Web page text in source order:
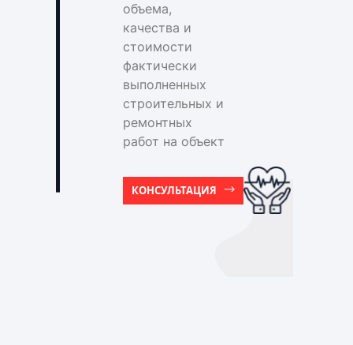
объема,
качества и
стоимости
фактически
выполненных
строительных и
ремонтных
работ на объект
КОНСУЛЬТАЦИЯ